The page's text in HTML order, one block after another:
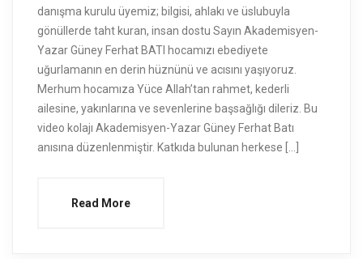
danışma kurulu üyemiz; bilgisi, ahlakı ve üslubuyla
gönüllerde taht kuran, insan dostu Sayın Akademisyen-
Yazar Güney Ferhat BATI hocamızı ebediyete
uğurlamanın en derin hüznünü ve acısını yaşıyoruz.
Merhum hocamıza Yüce Allah’tan rahmet, kederli
ailesine, yakınlarına ve sevenlerine başsağlığı dileriz. Bu
video kolajı Akademisyen-Yazar Güney Ferhat Batı
anısına düzenlenmiştir. Katkıda bulunan herkese […]
Read More